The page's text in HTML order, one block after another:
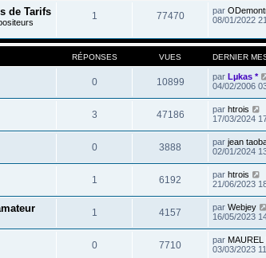
de Tarifs 1 77470 par
08/01/2022
RÉPONSES VUES DERNIER
0 10899 par Lµkas *
04/02/2006
3 47186 par htrois
17/03/2024
0 3888 par jean
02/01/2024
1 6192 par htrois
21/06/2023
1 4157 par Webjey
16/05/2023
0 7710 par MAUREL
03/03/2023